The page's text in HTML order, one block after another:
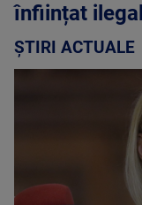
înființat
ȘTIRI ACTUALE